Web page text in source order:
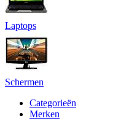
Laptops
Schermen
Categorieën
Merken